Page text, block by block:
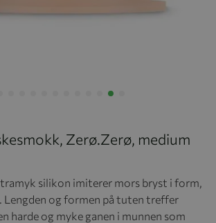
Zerø.Zerø, medium
silikon imiterer mors bryst i form,
Lengden og formen på tuten treffer
harde og myke ganen i munnen som